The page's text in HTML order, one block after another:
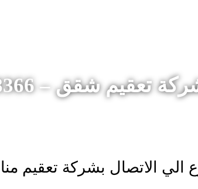
شقق – 0588978366
الاتصال بشركة تعقيم